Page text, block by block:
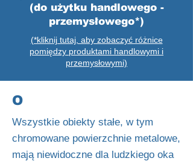
(do użytku handlowego -
przemysłowego*)
(*kliknij tutaj, aby zobaczyć różnice
pomiędzy produktami handlowymi i
przemysłowymi)
O
Wszystkie obiekty stałe, w tym
chromowane powierzchnie metalowe,
mają niewidoczne dla ludzkiego oka